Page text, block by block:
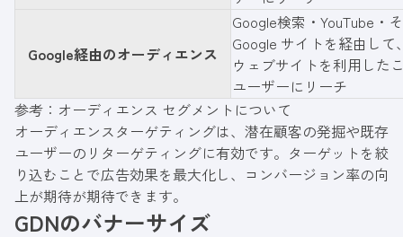
Google経由のオーディエンス
Google検索・YouTube・
Google サイトを経由して
ウェブサイトを利用した
ユーザーにリーチ
参考： オーディエンス セグメントについて
オーディエンスターゲティングは、潜在顧客の発掘や既存
ユーザーのリターゲティングに有効です。ターゲットを絞
り込むことで広告効果を最大化し、コンバージョン率の向
上が期待が期待できます。
GDNのバナーサイズ